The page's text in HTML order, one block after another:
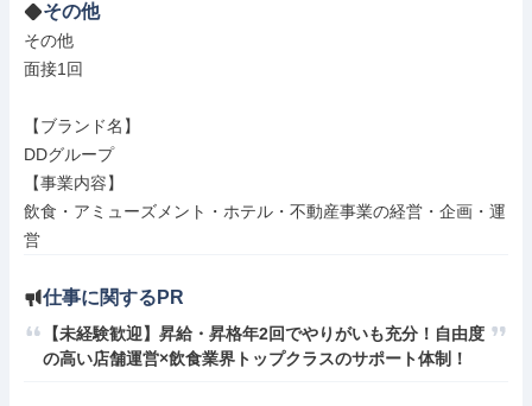
その他
その他
面接1回
【ブランド名】
DDグループ
【事業内容】
飲食・アミューズメント・ホテル・不動産事業の経営・企画・運
営
仕事に関するPR
【未経験歓迎】昇給・昇格年2回でやりがいも充分！自由度
の高い店舗運営×飲食業界トップクラスのサポート体制！